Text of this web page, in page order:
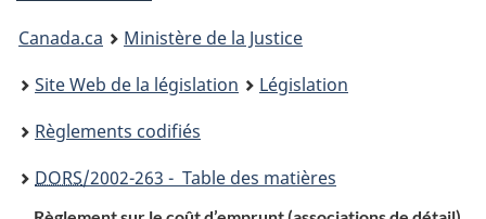
You
are
here:
Canada.ca
Ministère de la Justice
Site Web de la législation
Législation
Règlements codifiés
DORS/2002-263 - Table des matières